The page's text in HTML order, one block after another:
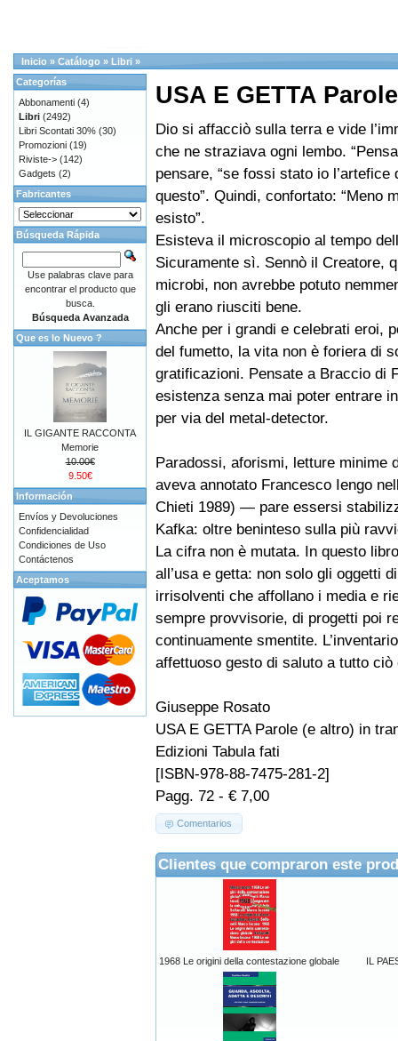
Inicio » Catálogo » Libri »
USA E GETTA
Dio si affacciò sulla terra e vide
che ne straziava ogni lembo.
pensare, “se fossi stato io l’artefice
questo”. Quindi, confortato: “Meno
esisto”.
Esisteva il microscopio al tempo
Sicuramente sì. Sennò il Creatore,
microbi, non avrebbe potuto
gli erano riusciti bene.
Anche per i grandi e celebrati eroi,
del fumetto, la vita non è foriera di
gratificazioni. Pensate a Braccio di
esistenza senza mai poter entrare
per via del metal-detector.
Paradossi, aforismi, letture
aveva annotato Francesco Iengo
Chieti 1989) — pare essersi
Kafka: oltre beninteso sulla più
La cifra non è mutata. In questo
all’usa e getta: non solo gli oggetti
irrisolventi che affollano i media e
sempre provvisorie, di progetti poi
continuamente smentite.
affettuoso gesto di saluto a tutto
Giuseppe Rosato
USA E GETTA Parole (e altro) in
Edizioni Tabula fati
[ISBN-978-88-7475-281-2]
Pagg. 72 - € 7,00
Comentarios
Clientes que compraron este
1968 Le origini della contestazione globale IL
Categorías
Abbonamenti (4)
Libri (2492)
Libri Scontati 30% (30)
Promozioni (19)
Riviste-> (142)
Gadgets (2)
Fabricantes
Búsqueda Rápida
Use palabras clave para
encontrar el producto que
busca.
Búsqueda Avanzada
Que es lo Nuevo ?
IL GIGANTE RACCONTA
Memorie
10.00€
9.50€
Información
Envíos y Devoluciones
Confidencialidad
Condiciones de Uso
Contáctenos
Aceptamos